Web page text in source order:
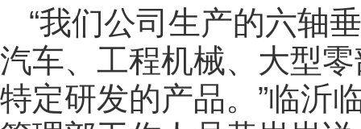
“我们公司生产的六轴
汽车、工程机械、大型
特定研发的产品。”临沂